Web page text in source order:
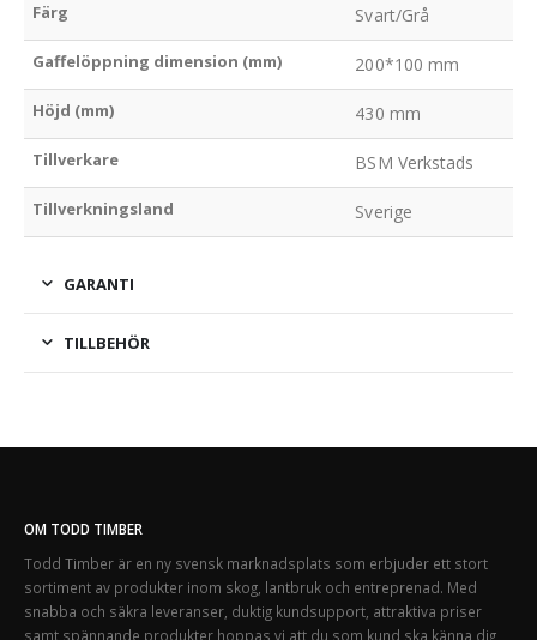
Färg Svart/Grå
Gaffelöppning dimension (mm) 200*100 mm
Höjd (mm) 430 mm
Tillverkare BSM Verkstads
Tillverkningsland Sverige
GARANTI
TILLBEHÖR
OM TODD TIMBER
Todd Timber är en ny svensk marknadsplats som erbjuder ett stort
sortiment av produkter inom skog, lantbruk och entreprenad. Med
snabba och säkra leveranser, duktig kundsupport, attraktiva priser
samt spännande produkter hoppas vi att du som kund ska känna dig